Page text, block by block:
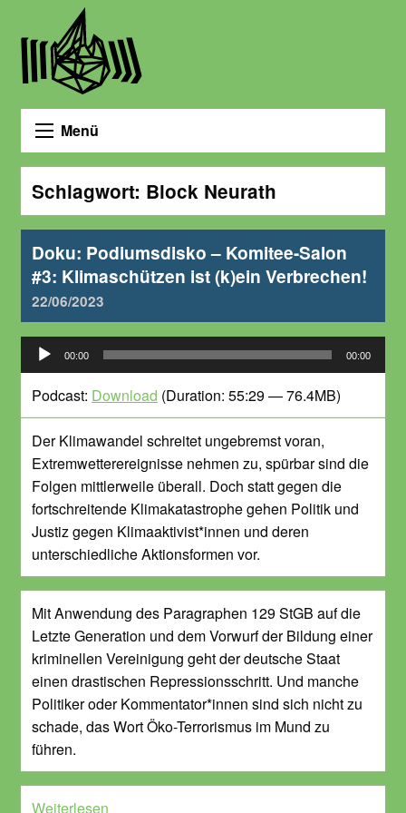
Menü
Schlagwort: Block Neurath
Doku: Podiumsdisko – Komitee-Salon
#3: Klimaschützen ist (k)ein Verbrechen!
22/06/2023
Audio-
Player
00:00 00:00
Podcast: Download (Duration: 55:29 — 76.4MB)
Der Klimawandel schreitet ungebremst voran,
Extremwetterereignisse nehmen zu, spürbar sind die
Folgen mittlerweile überall. Doch statt gegen die
fortschreitende Klimakatastrophe gehen Politik und
Justiz gegen Klimaaktivist*innen und deren
unterschiedliche Aktionsformen vor.
Mit Anwendung des Paragraphen 129 StGB auf die
Letzte Generation und dem Vorwurf der Bildung einer
kriminellen Vereinigung geht der deutsche Staat
einen drastischen Repressionsschritt. Und manche
Politiker oder Kommentator*innen sind sich nicht zu
schade, das Wort Öko-Terrorismus im Mund zu
führen.
Weiterlesen